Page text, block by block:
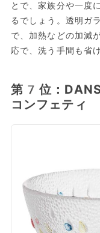
とで、家族分や一度
るでしょう。透明ガ
で、加熱などの加減
応で、洗う手間も省
第7位：
コンフェティ